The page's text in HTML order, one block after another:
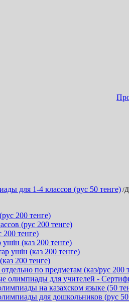
для 1-4 классов (рус 50 тенге) /
200 тенге)
(рус 200 тенге)
200 тенге)
(каз 200 тенге)
ушін (каз 200 тенге)
200 тенге)
по предметам (каз/рус 200
олимпиады для учителей -
на казахском языке (50
для дошкольников (рус 50